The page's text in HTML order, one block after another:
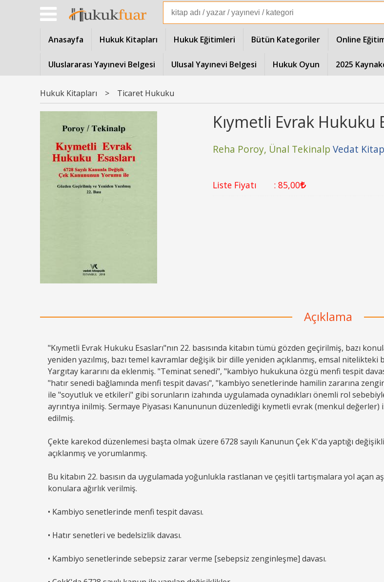
Anasayfa Hukuk Kitapları Hukuk Eğitimleri Bütün Kategoriler Online
Uluslararası Yayınevi Belgesi Ulusal Yayınevi Belgesi Hukuk Oyun 2025
Hukuk Kitapları > Ticaret Hukuku
Kıymetli Evrak Hukuku
Reha Poroy, Ünal Tekinalp Vedat
Liste Fiyatı : 85,00
Açıklama
"Kıymetli Evrak Hukuku Esasları"nın 22. basısında kitabın tümü gözden geçirilmiş, bazı
yeniden yazılmış, bazı temel kavramlar değişik bir dille yeniden açıklanmış, emsal nitelikteki
Yargıtay kararını da eklenmiş. "Teminat senedi", "kambiyo hukukuna özgü menfi tespit
"hatır senedi bağlamında menfi tespit davası", "kambiyo senetlerinde hamilin zararına
ile "soyutluk ve etkileri" gibi sorunların izahında uygulamada oynadıkları önemli rol
ayrıntıya inilmiş. Sermaye Piyasası Kanununun düzenlediği kıymetli evrak (menkul değerler)
edilmiş.
Çekte karekod düzenlemesi başta olmak üzere 6728 sayılı Kanunun Çek K'da yaptığı
açıklanmış ve yorumlanmış.
Bu kitabın 22. basısın da uygulamada yoğunlukla rastlanan ve çeşitli tartışmalara yol açan
konulara ağırlık verilmiş.
• Kambiyo senetlerinde menfi tespit davası.
• Hatır senetleri ve bedelsizlik davası.
• Kambiyo senetlerinde sebepsiz zarar verme [sebepsiz zenginleşme] davası.